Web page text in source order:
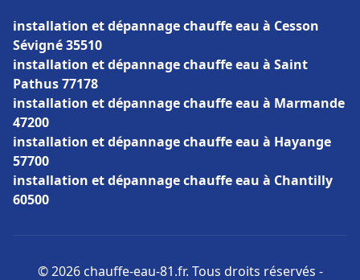
installation et dépannage chauffe eau à Cesson
Sévigné 35510
installation et dépannage chauffe eau à Saint
Pathus 77178
installation et dépannage chauffe eau à Marmande
47200
installation et dépannage chauffe eau à Hayange
57700
installation et dépannage chauffe eau à Chantilly
60500
© 2026 chauffe-eau-81.fr. Tous droits réservés -